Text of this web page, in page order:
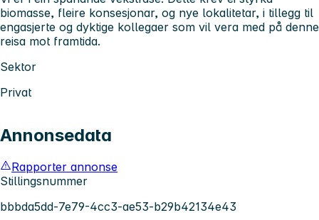
biomasse, fleire konsesjonar, og nye lokalitetar, i tillegg til
engasjerte og dyktige kollegaer som vil vera med på denne
reisa mot framtida.
Sektor
Privat
Annonsedata
Rapporter annonse
Stillingsnummer
bbbda5dd-7e79-4cc3-ae53-b29b42134e43